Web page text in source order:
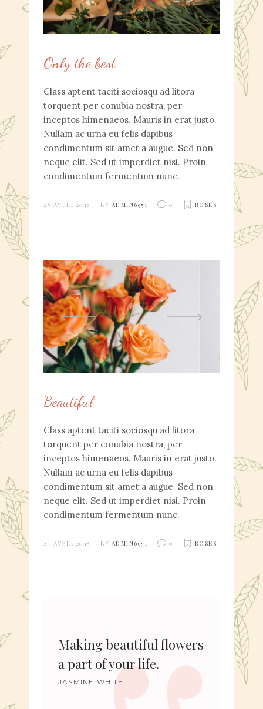
Only the best
Class aptent taciti sociosqu ad litora
torquent per conubia nostra, per
inceptos himenaeos. Mauris in erat justo.
Nullam ac urna eu felis dapibus
condimentum sit amet a augue. Sed non
neque elit. Sed ut imperdiet nisi. Proin
condimentum fermentum nunc.
27 AVRIL 2018 BY ADMIN6951 0 ROSES
Beautiful
Class aptent taciti sociosqu ad litora
torquent per conubia nostra, per
inceptos himenaeos. Mauris in erat justo.
Nullam ac urna eu felis dapibus
condimentum sit amet a augue. Sed non
neque elit. Sed ut imperdiet nisi. Proin
condimentum fermentum nunc.
27 AVRIL 2018 BY ADMIN6951 0 ROSES
Making beautiful flowers
a part of your life.
JASMINE WHITE